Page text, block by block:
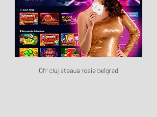
Cfr cluj steaua rosie belgrad